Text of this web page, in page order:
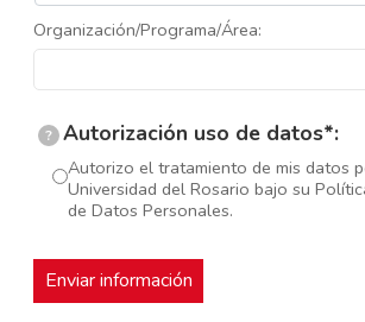
Organización/Programa/Área:
? Autorización uso de datos*:
Autorizo el tratamiento de mis datos
Universidad del Rosario bajo su
de Datos Personales.